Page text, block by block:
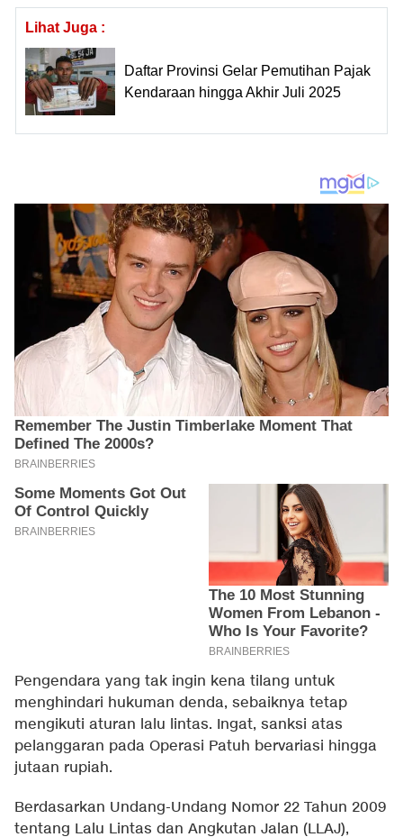
Lihat Juga :
Daftar Provinsi Gelar Pemutihan Pajak
Kendaraan hingga Akhir Juli 2025
Pengendara yang tak ingin kena tilang untuk
menghindari hukuman denda, sebaiknya tetap
mengikuti aturan lalu lintas. Ingat, sanksi atas
pelanggaran pada Operasi Patuh bervariasi hingga
jutaan rupiah.
Berdasarkan Undang-Undang Nomor 22 Tahun 2009
tentang Lalu Lintas dan Angkutan Jalan (LLAJ),